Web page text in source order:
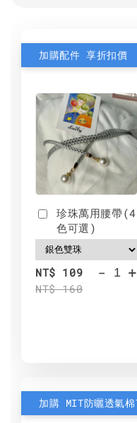
加購配件 享折扣價
珍珠萬用腰帶(4
色可選)
NT$ 109
NT$ 160
- +